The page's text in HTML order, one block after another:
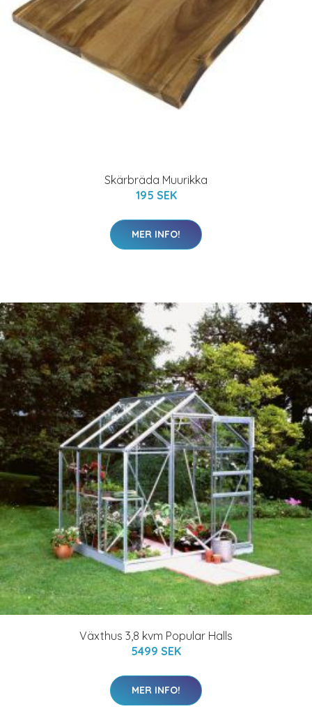
Skärbräda Muurikka
195 SEK
MER INFO!
Växthus 3,8 kvm Popular Halls
5499 SEK
MER INFO!